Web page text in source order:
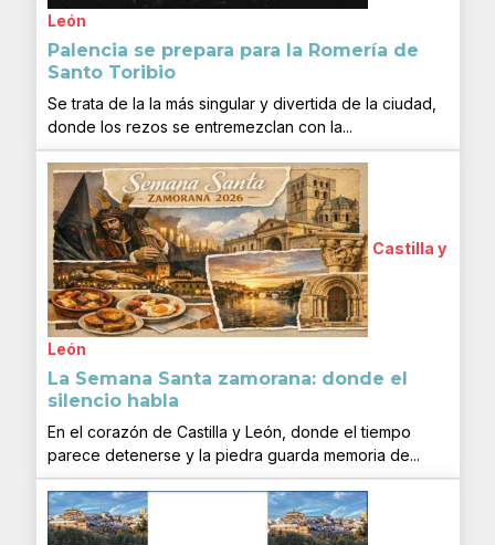
León
Palencia se prepara para la Romería de
Santo Toribio
Se trata de la la más singular y divertida de la ciudad,
donde los rezos se entremezclan con la...
Castilla y
León
La Semana Santa zamorana: donde el
silencio habla
En el corazón de Castilla y León, donde el tiempo
parece detenerse y la piedra guarda memoria de...